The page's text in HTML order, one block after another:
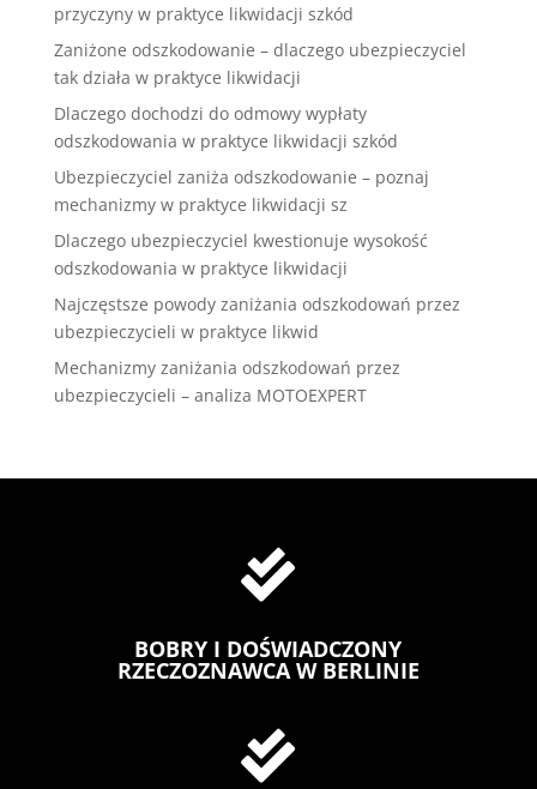
przyczyny w praktyce likwidacji szkód
Zaniżone odszkodowanie – dlaczego ubezpieczyciel
tak działa w praktyce likwidacji
Dlaczego dochodzi do odmowy wypłaty
odszkodowania w praktyce likwidacji szkód
Ubezpieczyciel zaniża odszkodowanie – poznaj
mechanizmy w praktyce likwidacji sz
Dlaczego ubezpieczyciel kwestionuje wysokość
odszkodowania w praktyce likwidacji
Najczęstsze powody zaniżania odszkodowań przez
ubezpieczycieli w praktyce likwid
Mechanizmy zaniżania odszkodowań przez
ubezpieczycieli – analiza MOTOEXPERT

BOBRY I DOŚWIADCZONY
RZECZOZNAWCA W BERLINIE
